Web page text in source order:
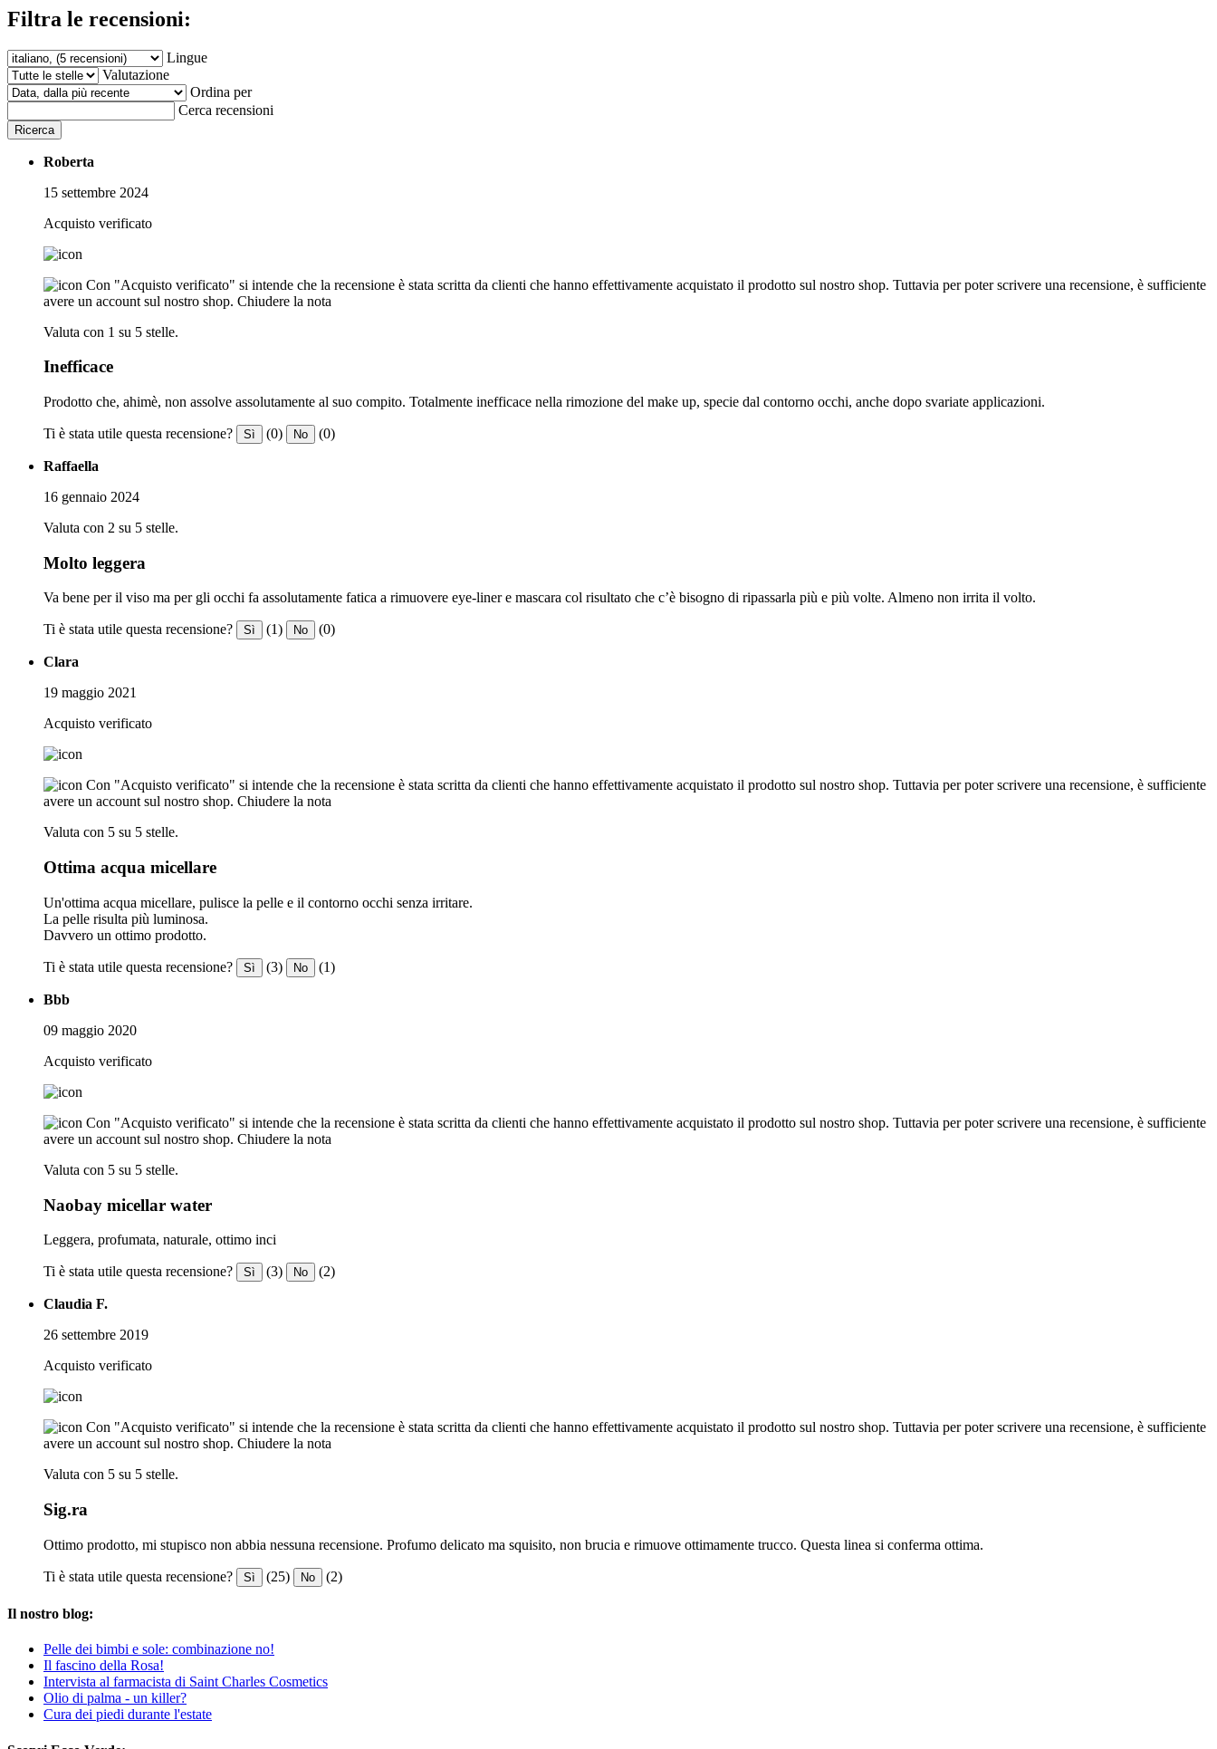
Filtra le recensioni:
Lingue
Valutazione
Ordina per
Cerca recensioni
Ricerca
Roberta
15 settembre 2024
Acquisto verificato
Con "Acquisto verificato" si intende che la recensione è stata scritta da clienti che hanno effettivamente acquistato il prodotto sul nostro shop. Tuttavia per poter scrivere una recensione, è sufficiente
avere un account sul nostro shop. Chiudere la nota
Valuta con 1 su 5 stelle.
Inefficace
Prodotto che, ahimè, non assolve assolutamente al suo compito. Totalmente inefficace nella rimozione del make up, specie dal contorno occhi, anche dopo svariate applicazioni.
Ti è stata utile questa recensione? Sì (0) No (0)
Raffaella
16 gennaio 2024
Valuta con 2 su 5 stelle.
Molto leggera
Va bene per il viso ma per gli occhi fa assolutamente fatica a rimuovere eye-liner e mascara col risultato che c’è bisogno di ripassarla più e più volte. Almeno non irrita il volto.
Ti è stata utile questa recensione? Sì (1) No (0)
Clara
19 maggio 2021
Acquisto verificato
Con "Acquisto verificato" si intende che la recensione è stata scritta da clienti che hanno effettivamente acquistato il prodotto sul nostro shop. Tuttavia per poter scrivere una recensione, è sufficiente
avere un account sul nostro shop. Chiudere la nota
Valuta con 5 su 5 stelle.
Ottima acqua micellare
Un'ottima acqua micellare, pulisce la pelle e il contorno occhi senza irritare.
La pelle risulta più luminosa.
Davvero un ottimo prodotto.
Ti è stata utile questa recensione? Sì (3) No (1)
Bbb
09 maggio 2020
Acquisto verificato
Con "Acquisto verificato" si intende che la recensione è stata scritta da clienti che hanno effettivamente acquistato il prodotto sul nostro shop. Tuttavia per poter scrivere una recensione, è sufficiente
avere un account sul nostro shop. Chiudere la nota
Valuta con 5 su 5 stelle.
Naobay micellar water
Leggera, profumata, naturale, ottimo inci
Ti è stata utile questa recensione? Sì (3) No (2)
Claudia F.
26 settembre 2019
Acquisto verificato
Con "Acquisto verificato" si intende che la recensione è stata scritta da clienti che hanno effettivamente acquistato il prodotto sul nostro shop. Tuttavia per poter scrivere una recensione, è sufficiente
avere un account sul nostro shop. Chiudere la nota
Valuta con 5 su 5 stelle.
Sig.ra
Ottimo prodotto, mi stupisco non abbia nessuna recensione. Profumo delicato ma squisito, non brucia e rimuove ottimamente trucco. Questa linea si conferma ottima.
Ti è stata utile questa recensione? Sì (25) No (2)
Il nostro blog:
Pelle dei bimbi e sole: combinazione no!
Il fascino della Rosa!
Intervista al farmacista di Saint Charles Cosmetics
Olio di palma - un killer?
Cura dei piedi durante l'estate